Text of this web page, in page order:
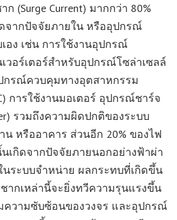
(Surge Current) มากกว่า 80%
จากปัจจัยภายใน หรืออุปกรณ์
อง เช่น การใช้งานอุปกรณ์
เวอร์เตอร์สำหรับอุปกรณ์โซล่าเซลล์
กรณ์ควบคุมทางอุตสาหกรรม
การใช้งานมอเตอร์ อุปกรณ์ชาร์จ
รวมถึงความผิดปกติของระบบ
น หรืออาคาร ส่วนอีก 20% ของไฟ
เกิดจากปัจจัยภายนอกอย่างฟ้าผ่า
ระบบจำหน่าย ผลกระทบที่เกิดขึ้น
ากเหล่านี้จะยิ่งทวีความรุนแรงขึ้น
วามซับซ้อนของวงจร และอุปกรณ์